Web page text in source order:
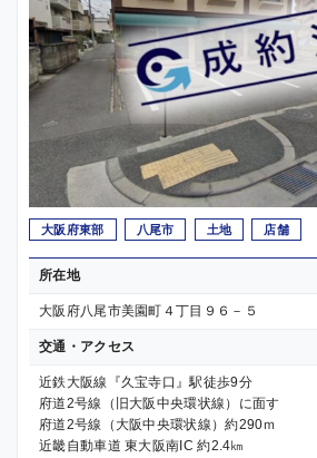
大阪府東部 八尾市 土地 店舗
所在地
大阪府八尾市美園町４丁目９６－５
交通・アクセス
近鉄大阪線『久宝寺口』駅徒歩9分
府道2号線（旧大阪中央環状線）に面す
府道2号線（大阪中央環状線）約290ｍ
近畿自動車道 東大阪南IC 約2.4㎞